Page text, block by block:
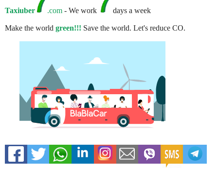
Taxiuber .com - We work days a week
Make the world green!!! Save the world. Let's reduce CO.